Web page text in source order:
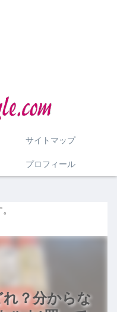
サイトマップ
プロフィール
？分からな